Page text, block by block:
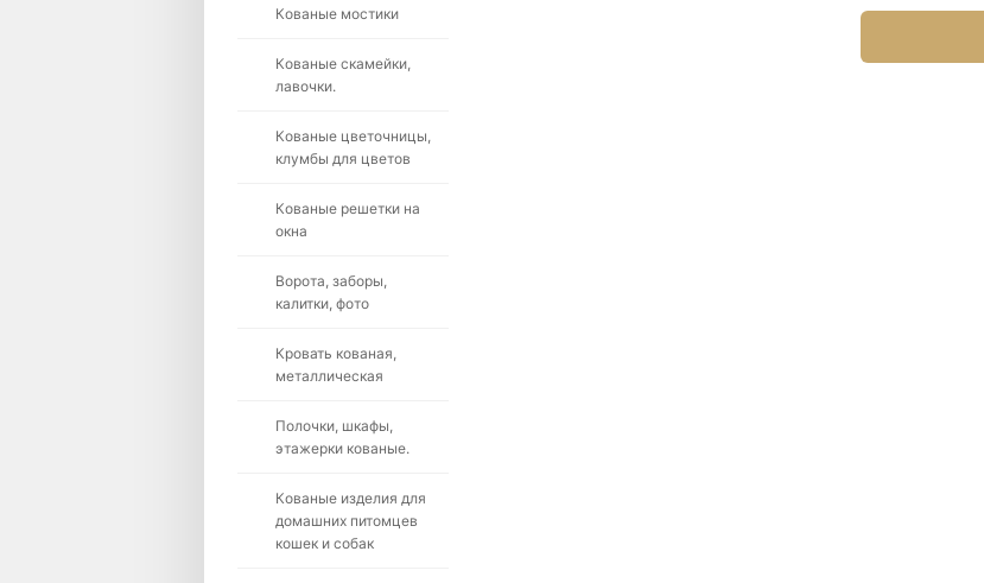
Кованые мостики
Кованые скамейки,
лавочки.
Кованые цветочницы,
клумбы для цветов
Кованые решетки на
окна
Ворота, заборы,
калитки, фото
Кровать кованая,
металлическая
Полочки, шкафы,
этажерки кованые.
Кованые изделия для
домашних питомцев
кошек и собак